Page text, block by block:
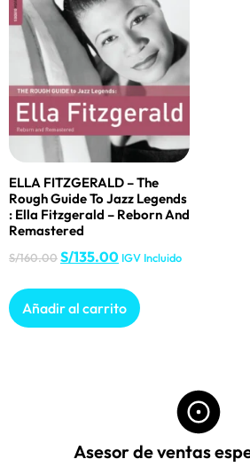
ELLA FITZGERALD – The
Rough Guide To Jazz Legends
: Ella Fitzgerald – Reborn And
Remastered
S/160.00S/135.00 IGV Incluido
Añadir al carrito
Asesor de ventas